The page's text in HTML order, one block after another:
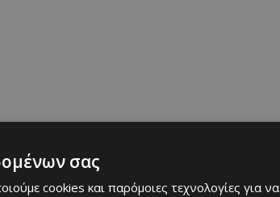
σας
cookies και παρόμοιες τεχνολογίες για να